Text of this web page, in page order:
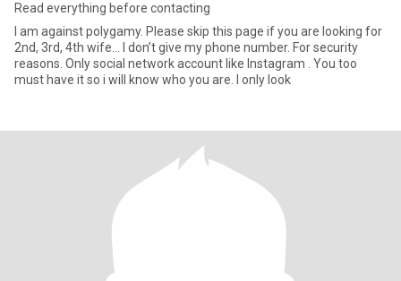
Read everything before contacting
I am against polygamy. Please skip this page if you are looking for
2nd, 3rd, 4th wife... I don’t give my phone number. For security
reasons. Only social network account like Instagram . You too
must have it so i will know who you are. I only look